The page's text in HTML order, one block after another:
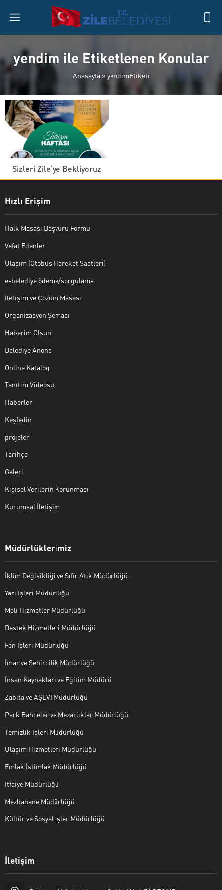
yendim ile Etiketlenen Konular
Anasayfa» yendimEtiketi
Sizleri Zile’ye Bekliyoruz
Hızlı Erişim
Halk Masası Başvuru Formu
Vefat Edenler
Ulaşım (Otobüs Hareket Saatleri)
e-belediye ödeme/sorgulama
İletişim ve Çözüm Masası
Organizasyon Şeması
Haberim Olsun
Belediye Anons
Online Katalog
Tanıtım Videosu
Haberler
Keşfedin
projeler
Tarihçe
Galeri
Kişisel Verilerin Korunması
Kurumsal İletişim
Müdürlüklerimiz
İklim Değişikliği ve Sıfır Atık Müdürlüğü
Yazı İşleri Müdürlüğü
Mali Hizmetler Müdürlüğü
Destek Hizmetleri Müdürlüğü
Fen İşleri Müdürlüğü
İmar ve Şehircilik Müdürlüğü
İnsan Kaynakları ve Eğitim Müdürü
Zabıta ve AŞEVİ Müdürlüğü
Park Bahçeler ve Mezarlıklar Müdürlüğü
Temizlik İşleri Müdürlüğü
Ulaşım Hizmetleri Müdürlüğü
Emlak İstimlak Müdürlüğü
İtfaiye Müdürlüğü
Mezbahane Müdürlüğü
Kültür ve Sosyal İşler Müdürlüğü
İletişim